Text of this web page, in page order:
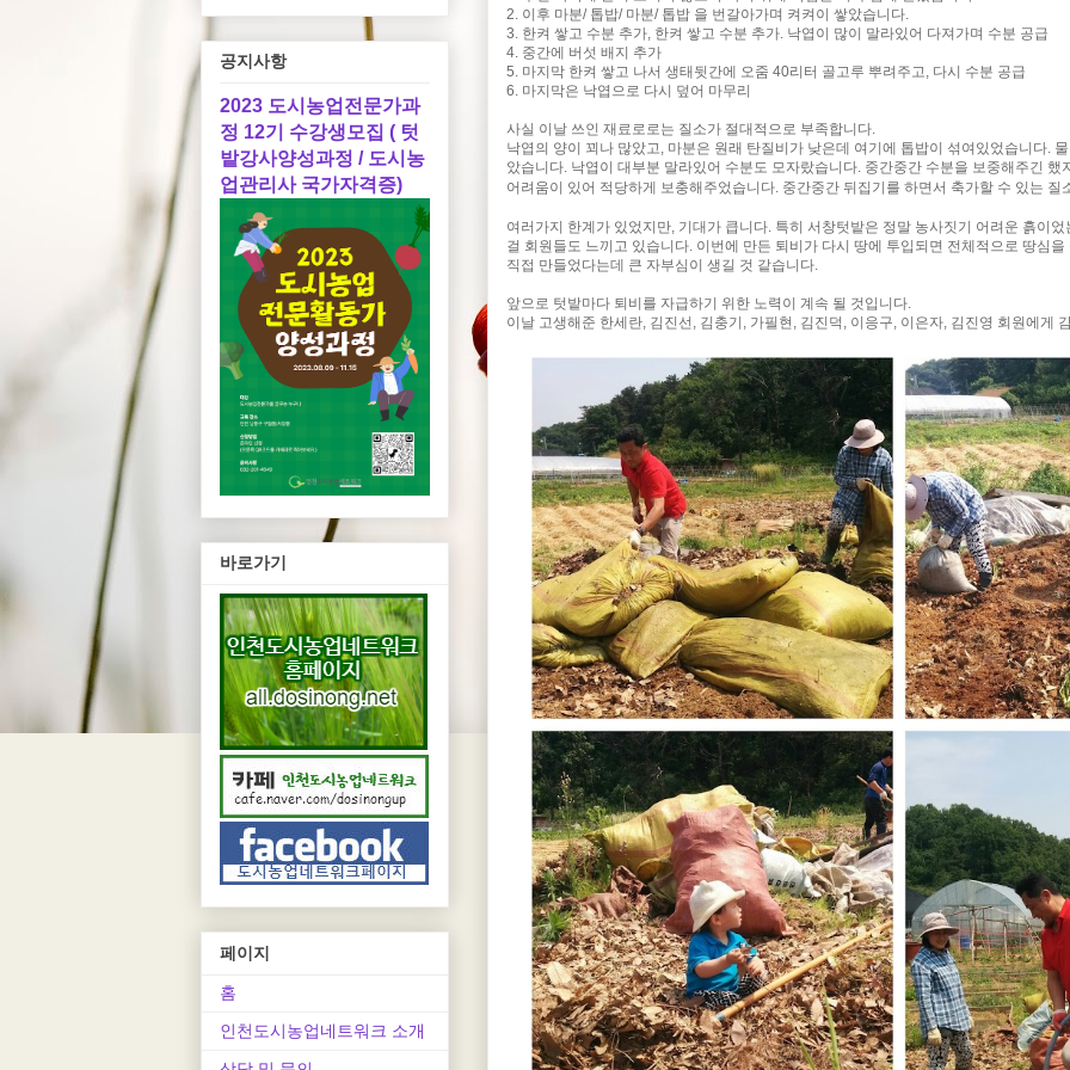
2. 이후 마분/ 톱밥/ 마분/ 톱밥 을 번갈아가며 켜켜이 쌓았습니다.
3. 한켜 쌓고 수분 추가, 한켜 쌓고 수분 추가. 낙엽이 많이 말라있어 다져가며 수분 공급
4. 중간에 버섯 배지 추가
5. 마지막 한켜 쌓고 나서 생태뒷간에 오줌 40리터 골고루 뿌려주고, 다시 수분 공급
6. 마지막은 낙엽으로 다시 덮어 마무리
사실 이날 쓰인 재료로로는 질소가 절대적으로 부족합니다.
낙엽의 양이 꾀나 많았고, 마분은 원래 탄질비가 낮은데 여기에 톱밥이 섞여있었습니다.
았습니다. 낙엽이 대부분 말라있어 수분도 모자랐습니다. 중간중간 수분을 보중해주긴
어려움이 있어 적당하게 보충해주었습니다. 중간중간 뒤집기를 하면서 축가할 수 있는
여러가지 한계가 있었지만, 기대가 큽니다. 특히 서창텃밭은 정말 농사짓기 어려운 흙이
걸 회원들도 느끼고 있습니다. 이번에 만든 퇴비가 다시 땅에 투입되면 전체적으로 땅심
직접 만들었다는데 큰 자부심이 생길 것 같습니다.
앞으로 텃밭마다 퇴비를 자급하기 위한 노력이 계속 될 것입니다.
이날 고생해준 한세란, 김진선, 김충기, 가필현, 김진덕, 이응구, 이은자, 김진영 회원에게
공지사항
2023 도시농업전문가과
정 12기 수강생모집 ( 텃
밭강사양성과정 / 도시농
업관리사 국가자격증)
바로가기
페이지
홈
인천도시농업네트워크 소개